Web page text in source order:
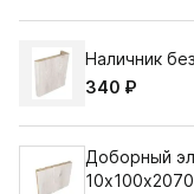
Наличник
340 ₽
Доборный
10х100х2070